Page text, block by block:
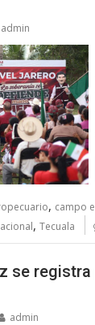
admin
, campo
,Tecuala
se
admin